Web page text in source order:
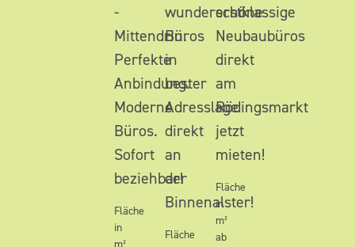
-
Mittendrin.
Perfekte
Anbindung.
Moderne
Büros.
Sofort
beziehbar!
Fläche
in
wunderschöne
Büros
in
bester
Adresslage
direkt
an
der
Binnenalster!
Fläche
erstklassige
Neubaubüros
direkt
am
Rödingsmarkt
jetzt
mieten!
Fläche
in
m²
ab